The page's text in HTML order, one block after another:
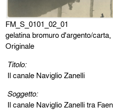
FM_S_0101_02_01
gelatina bromuro d'argento/
Originale
Titolo:
Il canale Naviglio Zanelli
Soggetto:
Il canale Naviglio Zanelli tra